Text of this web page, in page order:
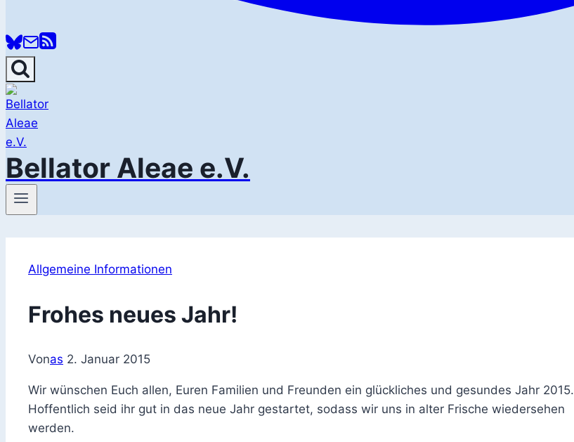
Bellator Aleae e.V.
Allgemeine Informationen
Frohes neues Jahr!
Vonas 2. Januar 2015
Wir wünschen Euch allen, Euren Familien und Freunden ein glückliches und gesundes Jahr 2015.
Hoffentlich seid ihr gut in das neue Jahr gestartet, sodass wir uns in alter Frische wiedersehen
werden.